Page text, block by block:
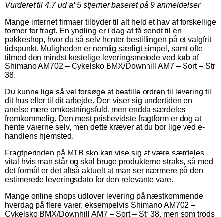
Vurderet til 4.7ud af 5 stjerner baseret på 9 anmeldelser
Mange internet firmaer tilbyder til alt held et hav af forskellige
former for fragt. En yndling er i dag at få sendt til en
pakkeshop, hvor du så selv henter bestillingen på et valgfrit
tidspunkt. Muligheden er nemlig særligt simpel, samt ofte
tilmed den mindst kostelige leveringsmetode ved køb af
Shimano AM702 – Cykelsko BMX/Downhill AM7 – Sort – Str
38.
Du kunne lige så vel forsøge at bestille ordren til levering til
dit hus eller til dit arbejde. Den viser sig undertiden en
anelse mere omkostningsfuld, men endda særdeles
fremkommelig. Den mest prisbevidste fragtform er dog at
hente varerne selv, men dette kræver at du bor lige ved e-
handlens hjemsted.
Fragtperioden på MTB sko kan vise sig at være særdeles
vital hvis man står og skal bruge produkterne straks, så med
det formål er det altså aktuelt at man ser nærmere på den
estimerede leveringsdato for den relevante vare.
Mange online shops udlover levering på næstkommende
hverdag på flere varer, eksempelvis Shimano AM702 –
Cykelsko BMX/Downhill AM7 – Sort – Str 38, men som trods